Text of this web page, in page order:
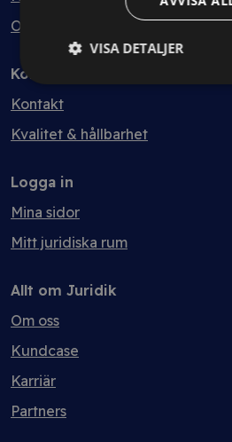
Ordlista
Kontakt
Kontakt
Kvalitet & hållbarhet
Logga in
Mina sidor
Mitt juridiska rum
Allt om Juridik
Om oss
Kundcase
Karriär
Partners
VISA DETALJER